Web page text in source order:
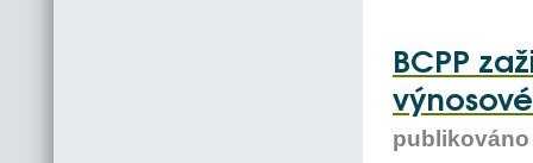
BCPP
publikováno